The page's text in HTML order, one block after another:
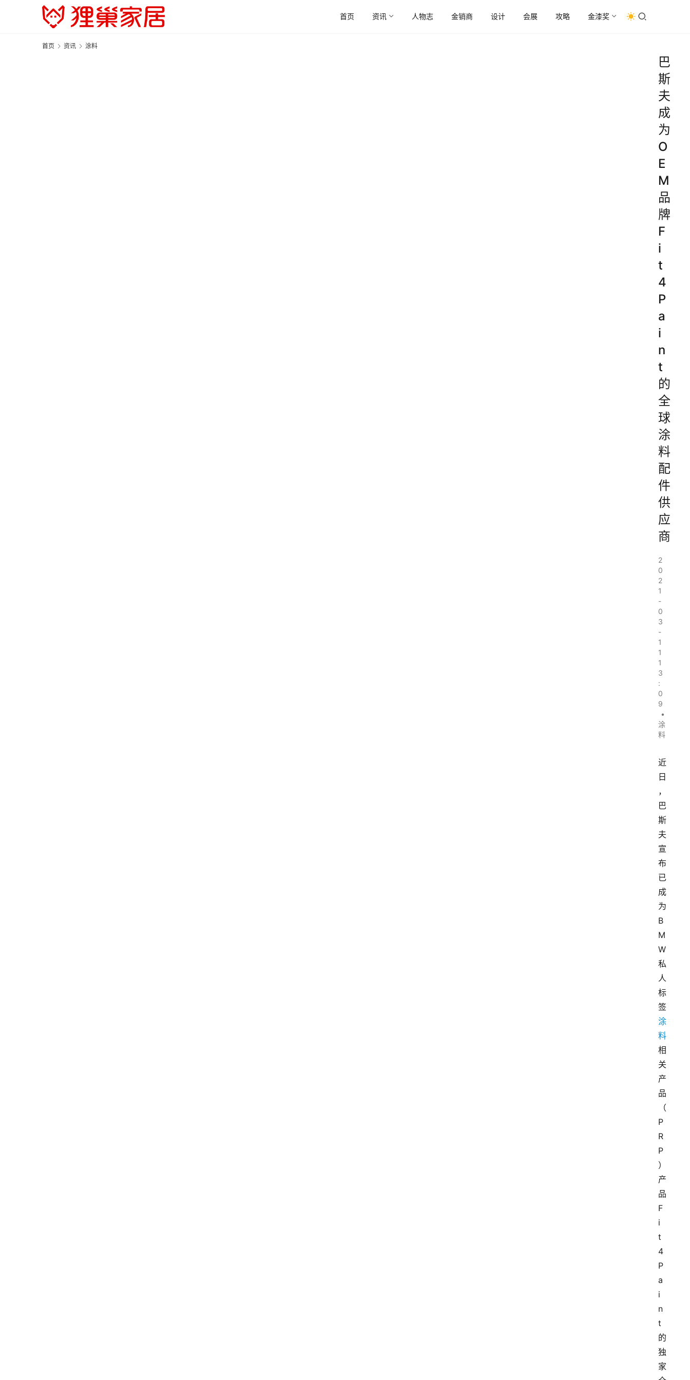
首页 资讯 人物志 金销商 设计 会展 攻略 金漆奖
首页 资讯 涂料
巴
斯
夫
成
为
O
E
M
品
牌
F
i
t
4
P
a
i
n
t
的
全
球
涂
料
配
件
供
应
商
2
0
2
1
-
0
3
-
1
1
1
3
:
0
9
•
涂
料
近
日
，
巴
斯
夫
宣
布
已
成
为
B
M
W
私
人
标
签
涂
料
相
关
产
品
（
P
R
P
）
产
品
F
i
t
4
P
a
i
n
t
的
独
家